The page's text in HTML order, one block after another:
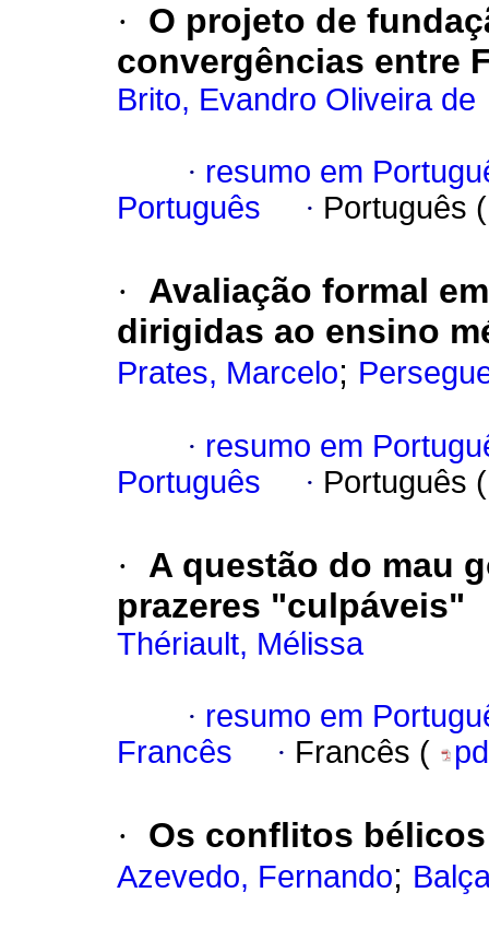
·
O projeto de
convergências entre
Brito, Evandro Oliveira de
· resumo em
Português
· Português
·
Avaliação formal
dirigidas ao ensino
Prates, Marcelo;
· resumo em
Português
· Português
·
A questão do mau
prazeres "culpáveis"
Thériault, Mélissa
· resumo em
Francês
· Francês (
· Os conflitos
Azevedo, Fernando;